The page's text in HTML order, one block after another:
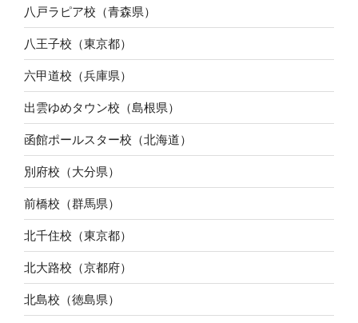
八戸ラピア校（青森県）
八王子校（東京都）
六甲道校（兵庫県）
出雲ゆめタウン校（島根県）
函館ポールスター校（北海道）
別府校（大分県）
前橋校（群馬県）
北千住校（東京都）
北大路校（京都府）
北島校（徳島県）